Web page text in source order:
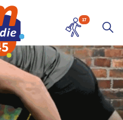
17